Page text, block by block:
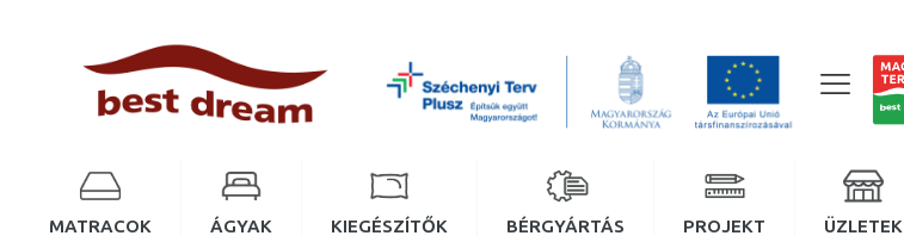
MATRACOK ÁGYAK KIEGÉSZÍTŐK BÉRGYÁRTÁS PROJEKT ÜZLETEK